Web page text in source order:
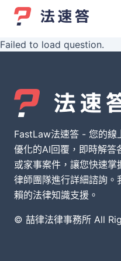
Failed to load question.
FastLaw法速答 - 您的線
優化的AI回覆，即時解答
或家事案件，讓您快速
律師團隊進行詳細諮詢
賴的法律知識支援。
© 喆律法律事務所 All